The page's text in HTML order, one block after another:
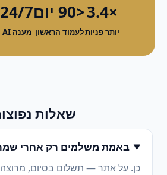
×3.4
יותר פניות
<90 יום
לעמוד הראשון
24/7
מענה AI
שאלות
באמת משלמים רק אחרי
כן. על אתר — תשלום בסיום,